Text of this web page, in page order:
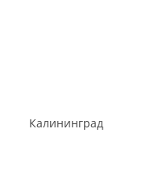
Калининград